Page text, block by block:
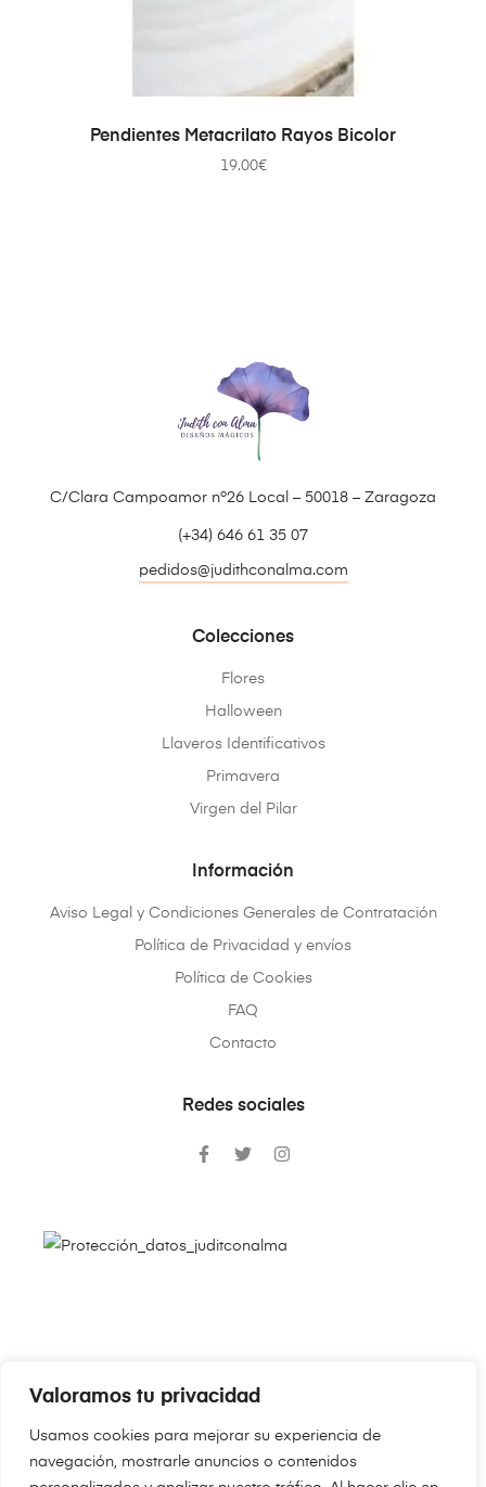
Valoramos tu privacidad
Usamos cookies para mejorar su experiencia de
navegación, mostrarle anuncios o contenidos
AÑADIR AL CARRITO
Pendientes Metacrilato Rayos Bicolor
19.00€
C/Clara Campoamor nº26 Local – 50018 – Zaragoza
(+34) 646 61 35 07
pedidos@judithconalma.com
Colecciones
Flores
Halloween
Llaveros Identificativos
Primavera
Virgen del Pilar
Información
Aviso Legal y Condiciones Generales de Contratación
Política de Privacidad y envíos
Política de Cookies
FAQ
Contacto
Redes sociales
reservados.